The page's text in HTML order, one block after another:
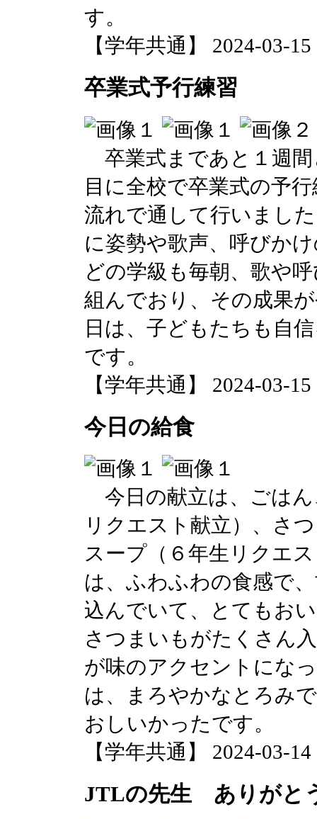
す。
【学年共通】 2024-03-
卒業式予行練習
卒業式まであと１週間
目に全校で卒業式の予
流れで通して行いまし
に姿勢や歌声、呼びか
どの学級も毎朝、歌や
組んでおり、その成果
日は、子どもたちも自
です。
【学年共通】 2024-03-
今日の給食
今日の献立は、ごはん
リクエスト献立）、さ
スープ（６年生リクエ
は、ふわふわの食感で
込んでいて、とてもお
さつまいもがたくさん
が味のアクセントにな
は、まろやかなとろみ
おしいかったです。
【学年共通】 2024-03-
JTLの先生 ありがと